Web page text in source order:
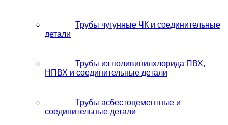
Трубы чугунные ЧК и соединительные
детали
Трубы из поливинилхлорида ПВХ,
НПВХ и соединительные детали
Трубы асбестоцементные и
соединительные детали